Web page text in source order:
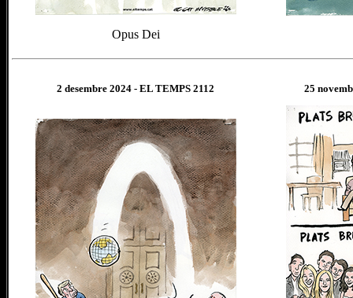
Opus Dei
2 desembre 2024 - EL TEMPS 2112 25